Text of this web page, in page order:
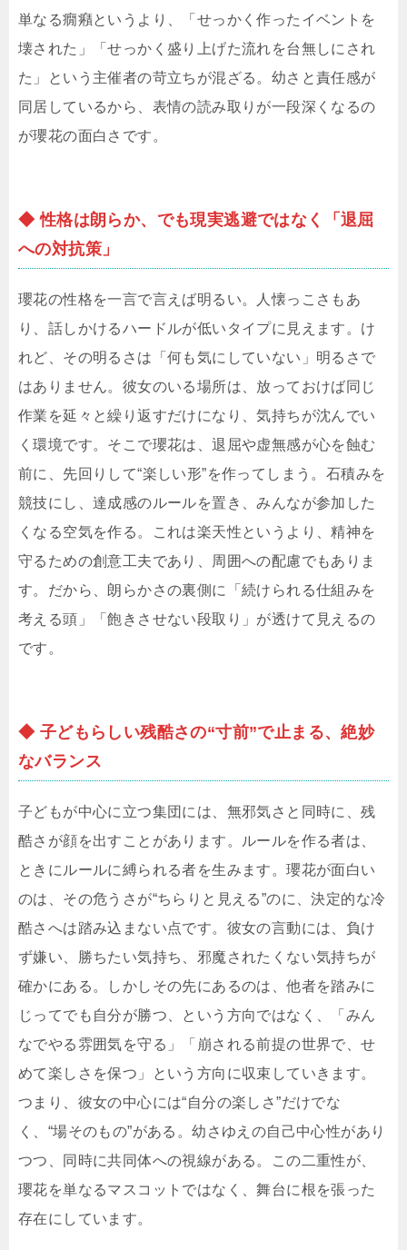
単なる癇癪というより、「せっかく作ったイベントを
壊された」「せっかく盛り上げた流れを台無しにされ
た」という主催者の苛立ちが混ざる。幼さと責任感が
同居しているから、表情の読み取りが一段深くなるの
が瓔花の面白さです。
◆ 性格は朗らか、でも現実逃避ではなく「退屈
への対抗策」
瓔花の性格を一言で言えば明るい。人懐っこさもあ
り、話しかけるハードルが低いタイプに見えます。け
れど、その明るさは「何も気にしていない」明るさで
はありません。彼女のいる場所は、放っておけば同じ
作業を延々と繰り返すだけになり、気持ちが沈んでい
く環境です。そこで瓔花は、退屈や虚無感が心を蝕む
前に、先回りして“楽しい形”を作ってしまう。石積みを
競技にし、達成感のルールを置き、みんなが参加した
くなる空気を作る。これは楽天性というより、精神を
守るための創意工夫であり、周囲への配慮でもありま
す。だから、朗らかさの裏側に「続けられる仕組みを
考える頭」「飽きさせない段取り」が透けて見えるの
です。
◆ 子どもらしい残酷さの“寸前”で止まる、絶妙
なバランス
子どもが中心に立つ集団には、無邪気さと同時に、残
酷さが顔を出すことがあります。ルールを作る者は、
ときにルールに縛られる者を生みます。瓔花が面白い
のは、その危うさが“ちらりと見える”のに、決定的な冷
酷さへは踏み込まない点です。彼女の言動には、負け
ず嫌い、勝ちたい気持ち、邪魔されたくない気持ちが
確かにある。しかしその先にあるのは、他者を踏みに
じってでも自分が勝つ、という方向ではなく、「みん
なでやる雰囲気を守る」「崩される前提の世界で、せ
めて楽しさを保つ」という方向に収束していきます。
つまり、彼女の中心には“自分の楽しさ”だけでな
く、“場そのもの”がある。幼さゆえの自己中心性があり
つつ、同時に共同体への視線がある。この二重性が、
瓔花を単なるマスコットではなく、舞台に根を張った
存在にしています。